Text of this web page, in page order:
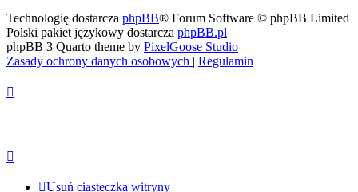
Technologię dostarcza phpBB® Forum Software © phpBB Limited
Polski pakiet językowy dostarcza phpBB.pl
phpBB 3 Quarto theme by PixelGoose Studio
Zasady ochrony danych osobowych | Regulamin
Usuń ciasteczka witryny